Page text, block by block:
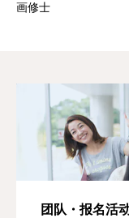
画修士
团队・报名活